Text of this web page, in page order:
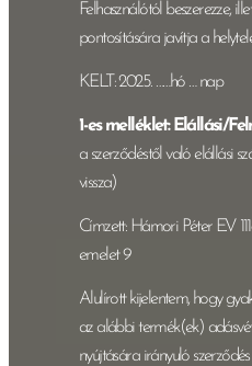
Felhasználótól beszerezze,
pontosítására javítja a
KELT: 2025. ……hó … nap
1-es melléklet: Elállási/
a szerződéstől való elállási
vissza)
Címzett: Hámori Péter E.V
emelet 9
Alulírott kijelentem, hogy
az alábbi termék(ek)
nyújtására irányuló